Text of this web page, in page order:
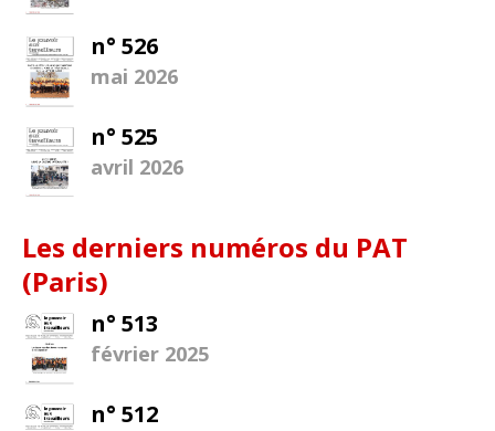
n° 526
mai 2026
n° 525
avril 2026
Les derniers numéros du PAT
(Paris)
n° 513
février 2025
n° 512